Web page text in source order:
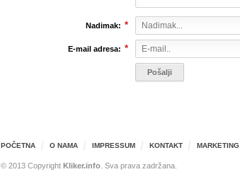
Nadimak: *
E-mail adresa: *
POČETNA O NAMA IMPRESSUM KONTAKT MARKETING
© 2013 Copyright Kliker.info . Sva prava zadržana.